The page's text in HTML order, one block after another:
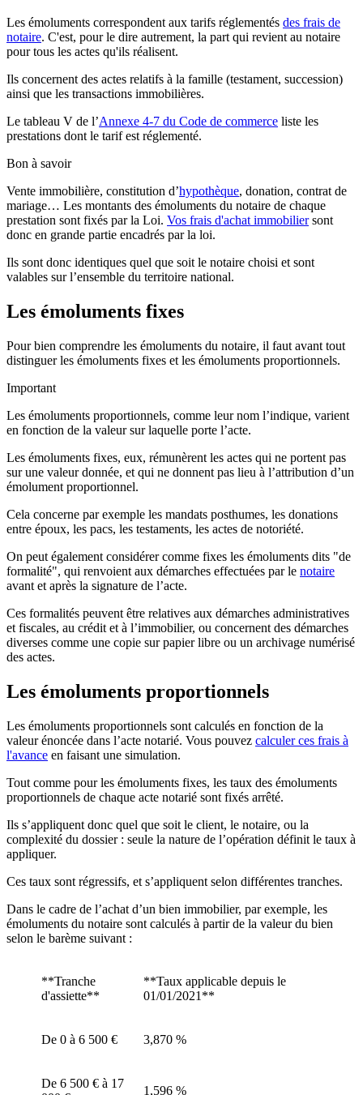
Les émoluments correspondent aux tarifs réglementés des frais de
notaire. C'est, pour le dire autrement, la part qui revient au notaire
pour tous les actes qu'ils réalisent.
Ils concernent des actes relatifs à la famille (testament, succession)
ainsi que les transactions immobilières.
Le tableau V de l’Annexe 4-7 du Code de commerce liste les
prestations dont le tarif est réglementé.
Bon à savoir
Vente immobilière, constitution d’hypothèque, donation, contrat de
mariage… Les montants des émoluments du notaire de chaque
prestation sont fixés par la Loi. Vos frais d'achat immobiliersont
donc en grande partie encadrés par la loi.
Ils sont donc identiques quel que soit le notaire choisi et sont
valables sur l’ensemble du territoire national.
Les émoluments fixes
Pour bien comprendre les émoluments du notaire, il faut avant tout
distinguer les émoluments fixes et les émoluments proportionnels.
Important
Les émoluments proportionnels, comme leur nom l’indique, varient
en fonction de la valeur sur laquelle porte l’acte.
Les émoluments fixes, eux, rémunèrent les actes qui ne portent pas
sur une valeur donnée, et qui ne donnent pas lieu à l’attribution d’un
émolument proportionnel.
Cela concerne par exemple les mandats posthumes, les donations
entre époux, les pacs, les testaments, les actes de notoriété.
On peut également considérer comme fixes les émoluments dits "de
formalité", qui renvoient aux démarches effectuées par le notaire
avant et après la signature de l’acte.
Ces formalités peuvent être relatives aux démarches administratives
et fiscales, au crédit et à l’immobilier, ou concernent des démarches
diverses comme une copie sur papier libre ou un archivage numérisé
des actes.
Les émoluments proportionnels
Les émoluments proportionnels sont calculés en fonction de la
valeur énoncée dans l’acte notarié. Vous pouvez calculer ces frais à
l'avance en faisant une simulation.
Tout comme pour les émoluments fixes, les taux des émoluments
proportionnels de chaque acte notarié sont fixés arrêté.
Ils s’appliquent donc quel que soit le client, le notaire, ou la
complexité du dossier : seule la nature de l’opération définit le taux à
appliquer.
Ces taux sont régressifs, et s’appliquent selon différentes tranches.
Dans le cadre de l’achat d’un bien immobilier, par exemple, les
émoluments du notaire sont calculés à partir de la valeur du bien
selon le barème suivant :
**Tranche
d'assiette**
**Taux applicable depuis le
01/01/2021**
De 0 à 6 500 € 3,870 %
De 6 500 € à 17
1,596 %